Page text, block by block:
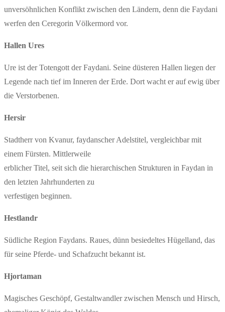
unversöhnlichen Konflikt zwischen den Ländern, denn die Faydani
werfen den Ceregorin Völkermord vor.
Hallen Ures
Ure ist der Totengott der Faydani. Seine düsteren Hallen liegen der
Legende nach tief im Inneren der Erde. Dort wacht er auf ewig über
die Verstorbenen.
Hersir
Stadtherr von Kvanur, faydanscher Adelstitel, vergleichbar mit
einem Fürsten. Mittlerweile
erblicher Titel, seit sich die hierarchischen Strukturen in Faydan in
den letzten Jahrhunderten zu
verfestigen beginnen.
Hestlandr
Südliche Region Faydans. Raues, dünn besiedeltes Hügelland, das
für seine Pferde- und Schafzucht bekannt ist.
Hjortaman
Magisches Geschöpf, Gestaltwandler zwischen Mensch und Hirsch,